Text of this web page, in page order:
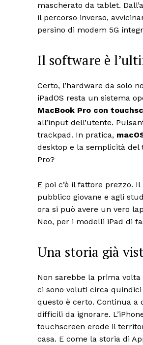
mascherato da tablet.
il percorso inverso,
persino di modem 5G
Il software è
Certo, l’hardware da solo
iPadOS resta un sistema
MacBook Pro con
all’input dell’utente.
trackpad. In pratica,
desktop e la semplicità del
Pro?
E poi c’è il fattore prezzo. Il
pubblico giovane e agli
ora si può avere un vero
Neo, per i modelli iPad di
Una storia già
Non sarebbe la prima volta
ci sono voluti circa
questo è certo. Continua a
difficili da ignorare.
touchscreen erode il
casa. E come la storia di